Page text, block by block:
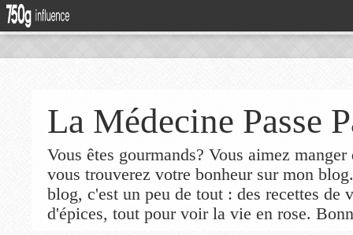
La Médecine Passe
Vous êtes gourmands? Vous aimez
vous trouverez votre bonheur sur mon
blog, c'est un peu de tout : des recettes de
d'épices, tout pour voir la vie en rose.